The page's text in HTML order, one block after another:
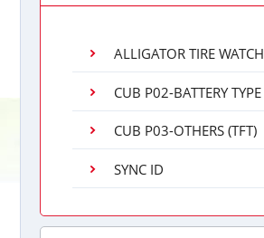
ALLIGATOR TIRE WATCH
CUB P02-BATTERY TYPE
CUB P03-OTHERS (TFT)
SYNC ID